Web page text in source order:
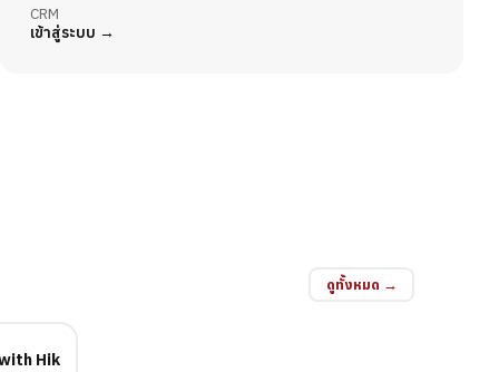
CRM
เข้าสู่ระบบ
ดูทั้งหมด →
Hik